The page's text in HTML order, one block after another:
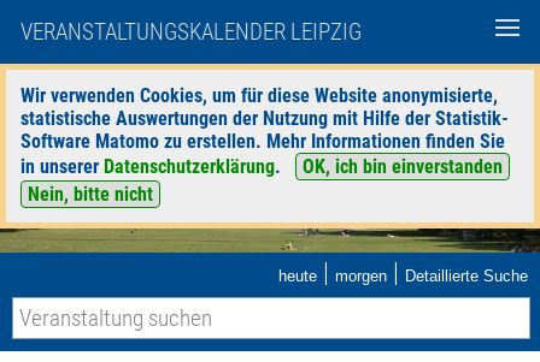
VERANSTALTUNGSKALENDER LEIPZIG
Wir verwenden Cookies, um für diese Website anonymisierte,
statistische Auswertungen der Nutzung mit Hilfe der Statistik-
Software Matomo zu erstellen. Mehr Informationen finden Sie
in unserer Datenschutzerklärung.
OK, ich bin einverstanden
Nein, bitte nicht
heute | morgen | Detaillierte Suche